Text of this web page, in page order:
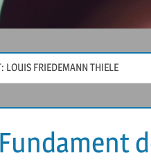
LOUIS FRIEDEMANN THIELE